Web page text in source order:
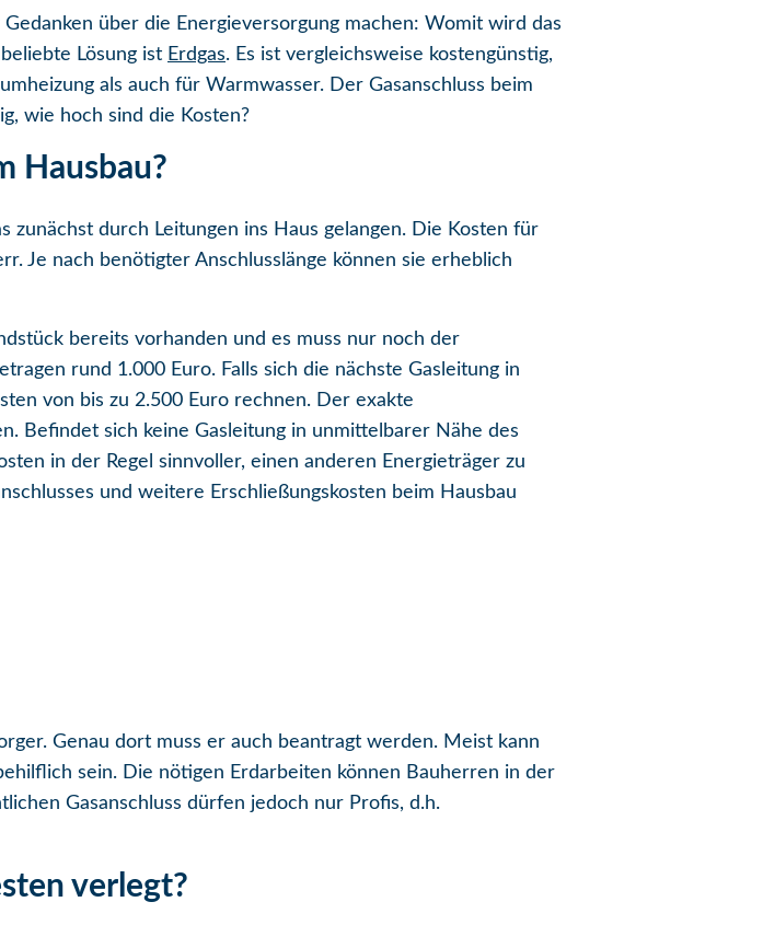
über die Energieversorgung machen: Womit wird das
Lösung ist Erdgas. Es ist vergleichsweise kostengünstig,
als auch für Warmwasser. Der Gasanschluss beim
wie hoch sind die Kosten?
Hausbau?
zunächst durch Leitungen ins Haus gelangen. Die Kosten für
Je nach benötigter Anschlusslänge können sie erheblich
bereits vorhanden und es muss nur noch der
rund 1.000 Euro. Falls sich die nächste Gasleitung in
von bis zu 2.500 Euro rechnen. Der exakte
Befindet sich keine Gasleitung in unmittelbarer Nähe des
in der Regel sinnvoller, einen anderen Energieträger zu
und weitere Erschließungskosten beim Hausbau
Genau dort muss er auch beantragt werden. Meist kann
sein. Die nötigen Erdarbeiten können Bauherren in der
Gasanschluss dürfen jedoch nur Profis, d.h.
verlegt?